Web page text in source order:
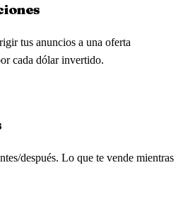
tus anuncios a una oferta
cada dólar invertido.
después. Lo que te vende mientras